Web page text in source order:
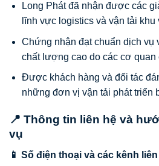
Long Phát đã nhận được các
lĩnh vực logistics và vận tải khu
Chứng nhận đạt chuẩn dịch vụ
chất lượng cao do các cơ quan
Được khách hàng và đối tác
những đơn vị vận tải phát triển
📍 Thông tin liên hệ và
vụ
📱 Số điện thoại và các kênh